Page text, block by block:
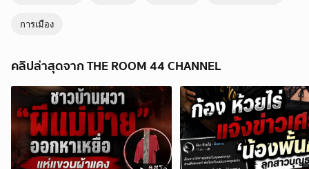
การเมือง
คลิปล่าสุดจาก THE ROOM 44 CHANNEL